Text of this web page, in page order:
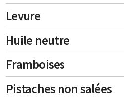
Levure
Huile neutre
Framboises
Pistaches non salées